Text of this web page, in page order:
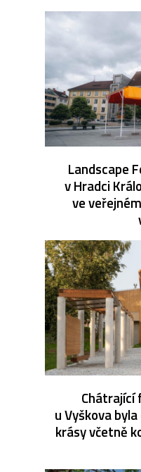
Landscape
v Hradci
ve
Chátrající
u Vyškova
krásy včetně